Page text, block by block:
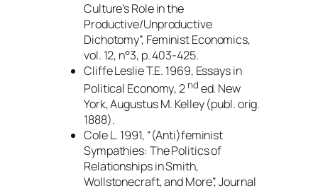
Culture’s Role in the
Productive/Unproductive
Dichotomy”, Feminist Economics,
vol. 12, n°3, p. 403-425.
Cliffe Leslie T.E. 1969, Essays in
Political Economy, 2 nd ed. New
York, Augustus M. Kelley (publ. orig.
1888).
Cole L. 1991, “(Anti)feminist
Sympathies: The Politics of
Relationships in Smith,
Wollstonecraft, and More”,Journal